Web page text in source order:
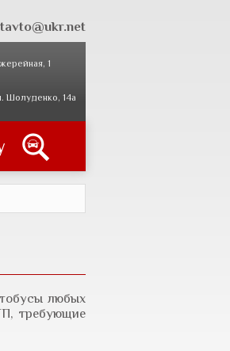
1
Шолуденко, 14а
любых
требующие